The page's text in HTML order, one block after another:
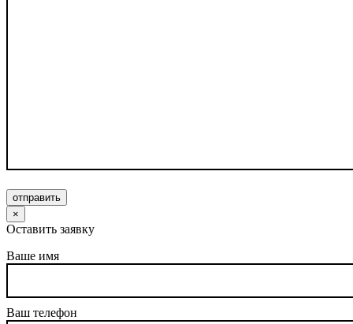
отправить
×
Оставить заявку
Ваше имя
Ваш телефон